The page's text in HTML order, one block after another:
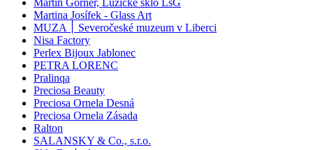
Martina Josífek - Glass Art
MUZA ׀ Severočeské muzeum v Liberci
Nisa Factory
Perlex Bijoux Jablonec
PETRA LORENC
Pralinqa
Preciosa Beauty
Preciosa Ornela Desná
Preciosa Ornela Zásada
Ralton
SALANSKY & Co., s.r.o.